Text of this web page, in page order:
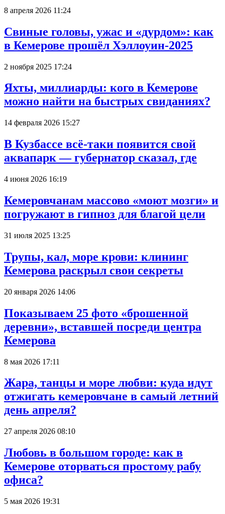
8 апреля 2026 11:24
Свиные головы, ужас и «дурдом»: как
в Кемерове прошёл Хэллоуин-2025
2 ноября 2025 17:24
Яхты, миллиарды: кого в Кемерове
можно найти на быстрых свиданиях?
14 февраля 2026 15:27
В Кузбассе всё-таки появится свой
аквапарк — губернатор сказал, где
4 июня 2026 16:19
Кемеровчанам массово «моют мозги» и
погружают в гипноз для благой цели
31 июля 2025 13:25
Трупы, кал, море крови: клининг
Кемерова раскрыл свои секреты
20 января 2026 14:06
Показываем 25 фото «брошенной
деревни», вставшей посреди центра
Кемерова
8 мая 2026 17:11
Жара, танцы и море любви: куда идут
отжигать кемеровчане в самый летний
день апреля?
27 апреля 2026 08:10
Любовь в большом городе: как в
Кемерове оторваться простому рабу
офиса?
5 мая 2026 19:31